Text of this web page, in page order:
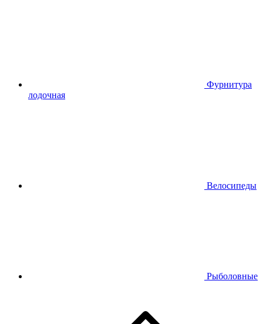
Фурнитура
лодочная
Велосипеды
Рыболовные